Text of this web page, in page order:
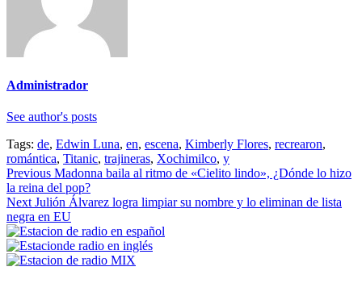
Administrador
See author's posts
Tags: de, Edwin Luna, en, escena, Kimberly Flores, recrearon,
romántica, Titanic, trajineras, Xochimilco, y
Continue
Reading
Previous Madonna baila al ritmo de «Cielito lindo», ¿Dónde lo hizo
la reina del pop?
Next Julión Álvarez logra limpiar su nombre y lo eliminan de lista
negra en EU